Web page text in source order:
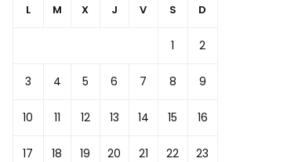
L M X J V S D
1 2
3 4 5 6 7 8 9
10 11 12 13 14 15 16
17 18 19 20 21 22 23